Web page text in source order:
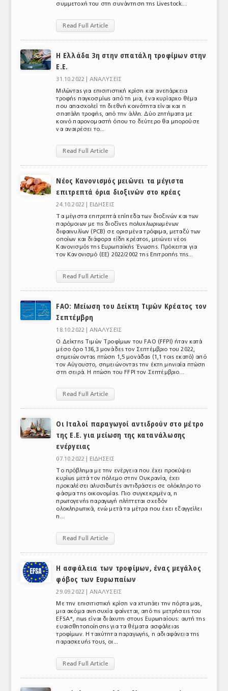
ΑΡΧΕΙΟ ΤΕΥΧΩΝ
ΣΥΝΕΔΡΙΟ ΚΡΕΑΤΟΣ
συμμετοχή του στη συνάντηση της Livestock...
Read Full Article
H Ελλάδα 3η στην σπατάλη τροφίμων στην
Ε.Ε.
31.10.2022 | ΑΝΑΛΥΣΕΙΣ
Μιλώντας για επισιτιστική κρίση και ανεπάρκεια
τροφής παγκοσμίως από τη μια, ένα κυρίαρχο θέμα
που απασχολεί τη διεθνή κοινότητα είναι και η
σπατάλη τροφής, από την άλλη. Δύο ζητήματα με
κοινό παρονομαστή όπου το δεύτερο θα μπορούσε
να αναιρέσει το...
Read Full Article
Νέος Κανονισμός μειώνει τα μέγιστα
επιτρεπτά όρια διοξινών στο κρέας
24.10.2022 |
ΕΙΔΗΣΕΙΣ
Τα μέγιστα επιτρεπτά επίπεδα των διοξινών και των
παρόμοιων με τις διοξίνες πολυχλωριωμένων
διφαινυλίων (PCB) σε ορισμένα τρόφιμα, μεταξύ των
οποίων και διάφορα είδη κρέατος, μειώνει νέος
Κανονισμός της Ευρωπαϊκής Ένωσης. Πρόκειται για
τον Κανονισμό (ΕΕ) 2022/2002 της Επιτροπής της...
Read Full Article
FAO: Μείωση του Δείκτη Τιμών Κρέατος τον
Σεπτέμβρη
18.10.2022 | ΑΝΑΛΥΣΕΙΣ
Ο Δείκτης Τιμών Τροφίμων του FAO (FFPI) ήταν κατά
μέσο όρο 136,3 μονάδες τον Σεπτέμβριο του 2022,
σημειώνοντας πτώση 1,5 μονάδας (1,1 τοις εκατό) από
τον Αύγουστο, σημειώνοντας την έκτη μηνιαία πτώση
στη σειρά. Η πτώση του FFPI τον Σεπτέμβριο...
Read Full Article
Οι Ιταλοί παραγωγοί αντιδρούν στο μέτρο
της Ε.Ε. για μείωση της κατανάλωσης
ενέργειας
07.10.2022 |
ΕΙΔΗΣΕΙΣ
Το πρόβλημα με την ενέργεια που έχει προκύψει
κυρίως μετά τον πόλεμο στην Ουκρανία, έχει
προκαλέσει αλυσιδωτές αντιδράσεις σε ολόκληρο το
φάσμα της οικονομίας. Πιο συγκεκριμένα, η
πρωτογενής παραγωγή πλήττεται σχεδόν
ολοκληρωτικά, ενώ μετά τα μέτρα που έχει εξαγγείλει
η...
Read Full Article
Η ασφάλεια των τροφίμων, ένας μεγάλος
φόβος των Ευρωπαίων
29.09.2022 | ΑΝΑΛΥΣΕΙΣ
Με την επισιτιστική κρίση να χτυπάει την πόρτα μας,
μια ακόμα ανησυχία φαίνεται, από τις μετρήσεις του
EFSA*, πως είναι διάχυτη στους Ευρωπαίους: αυτή της
ευαισθητοποίησης για τα θέματα ασφάλειας
τροφίμων. Η ταχύτητα παραγωγής, η αδιαφάνεια της
παρασκευής τους, οι...
Read Full Article